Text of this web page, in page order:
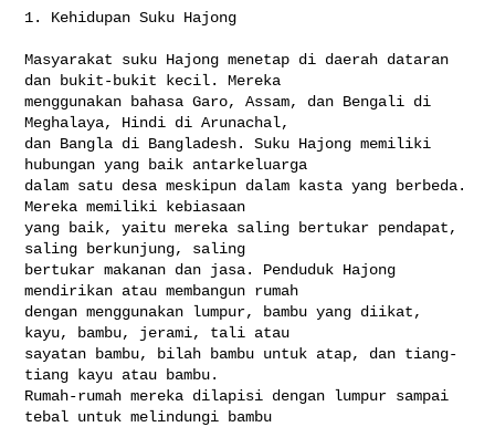
1. Kehidupan Suku Hajong
Masyarakat suku Hajong menetap di daerah dataran
dan bukit-bukit kecil. Mereka
menggunakan bahasa Garo, Assam, dan Bengali di
Meghalaya, Hindi di Arunachal,
dan Bangla di Bangladesh. Suku Hajong memiliki
hubungan yang baik antarkeluarga
dalam satu desa meskipun dalam kasta yang berbeda.
Mereka memiliki kebiasaan
yang baik, yaitu mereka saling bertukar pendapat,
saling berkunjung, saling
bertukar makanan dan jasa. Penduduk Hajong
mendirikan atau membangun rumah
dengan menggunakan lumpur, bambu yang diikat,
kayu, bambu, jerami, tali atau
sayatan bambu, bilah bambu untuk atap, dan tiang-
tiang kayu atau bambu.
Rumah-rumah mereka dilapisi dengan lumpur sampai
tebal untuk melindungi bambu